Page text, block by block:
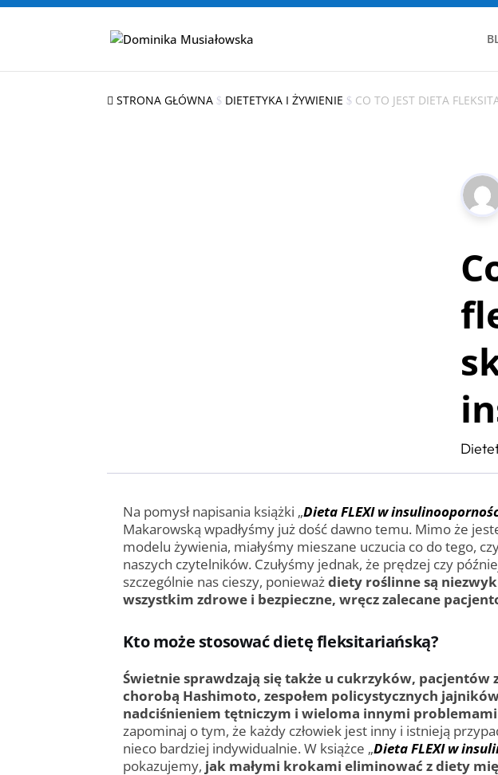
 STRONA GŁÓWNA $ DIETETYKA I ŻYWIENIE $ CO TO JEST DIETA
Na pomysł napisania książki „Dieta FLEXI w
Makarowską wpadłyśmy już dość dawno temu. Mimo że
modelu żywienia, miałyśmy mieszane uczucia co do tego,
naszych czytelników. Czułyśmy jednak, że prędzej czy
szczególnie nas cieszy, ponieważdiety roślinne są
wszystkim zdrowe i bezpieczne, wręcz zalecane
Kto może stosować dietę fleksitariańską?
Świetnie spraw­dzają się także u cukrzyków, pacjentów
chorobą Hashimoto, zespołem policystycznych
nadciśnieniem tętniczym i wieloma innymi
zapominaj o tym, że każdy człowiek jest inny i istnieją
nieco bardziej indywidualnie. W książce „Dieta FLEXI w
pokazujemy, jak małymi krokami eliminować z diety